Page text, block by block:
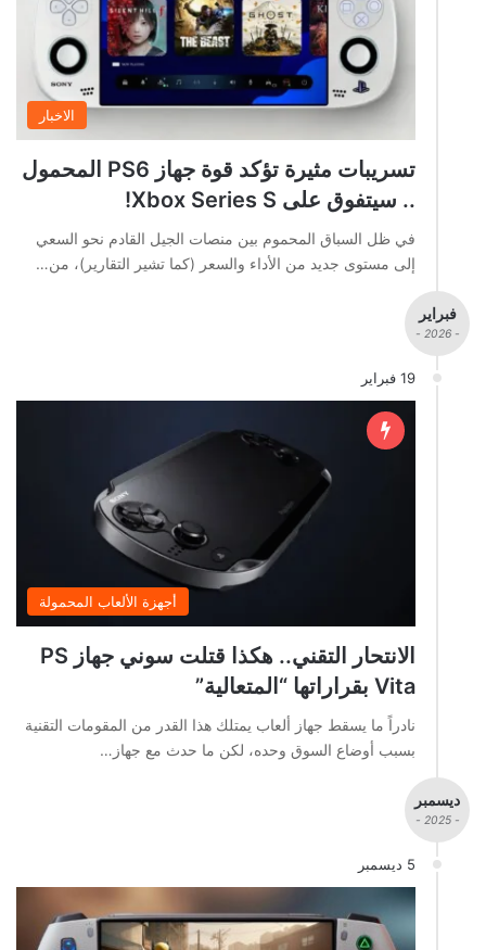
الاخبار
تسريبات مثيرة تؤكد قوة جهاز PS6 المحمول
.. سيتفوق على Xbox Series S!
في ظل السباق المحموم بين منصات الجيل القادم نحو السعي
إلى مستوى جديد من الأداء والسعر (كما تشير التقارير)، من…
فبراير
- 2026 -
19 فبراير
أجهزة الألعاب المحمولة
الانتحار التقني.. هكذا قتلت سوني جهاز PS
Vita بقراراتها “المتعالية”
نادراً ما يسقط جهاز ألعاب يمتلك هذا القدر من المقومات التقنية
بسبب أوضاع السوق وحده، لكن ما حدث مع جهاز…
ديسمبر
- 2025 -
5 ديسمبر